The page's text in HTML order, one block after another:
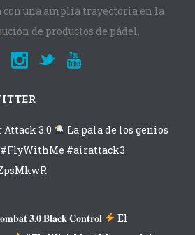
con una amplia trayectoria en la
de productos de pádel.
3.0
La pala de los genios
#FlyWithMe #airattack3
𝟑.𝟎 𝐁𝐥𝐚𝐜𝐤 𝐂𝐨𝐧𝐭𝐫𝐨𝐥
El